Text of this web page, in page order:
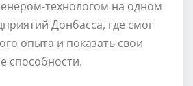
технологом на одном
Донбасса, где смог
опыта и показать свои
способности.